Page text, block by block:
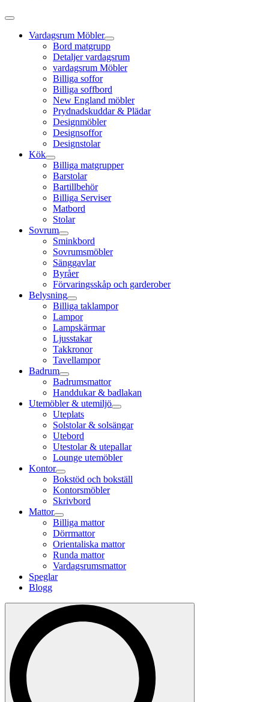
Vardagsrum Möbler
Bord matgrupp
Detaljer vardagsrum
vardagsrum Möbler
Billiga soffor
Billiga soffbord
New England möbler
Prydnadskuddar & Plädar
Designmöbler
Designsoffor
Designstolar
Kök
Billiga matgrupper
Barstolar
Bartillbehör
Billiga Serviser
Matbord
Stolar
Sovrum
Sminkbord
Sovrumsmöbler
Sänggavlar
Byråer
Förvaringsskåp och garderober
Belysning
Billiga taklampor
Lampor
Lampskärmar
Ljusstakar
Takkronor
Tavellampor
Badrum
Badrumsmattor
Handdukar & badlakan
Utemöbler & utemiljö
Uteplats
Solstolar & solsängar
Utebord
Utestolar & utepallar
Lounge utemöbler
Kontor
Bokstöd och bokställ
Kontorsmöbler
Skrivbord
Mattor
Billiga mattor
Dörrmattor
Orientaliska mattor
Runda mattor
Vardagsrumsmattor
Speglar
Blogg